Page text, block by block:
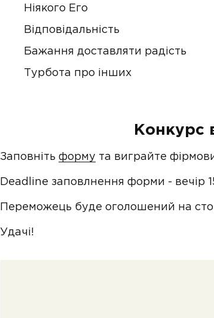
Ніякого Его
Відповідальність
Бажання доставляти радість
Турбота про інших
Конкурс
Заповніть форму та виграйте
Deadline заповлнення форми - вечір
Переможець буде оголошений на
Удачі!